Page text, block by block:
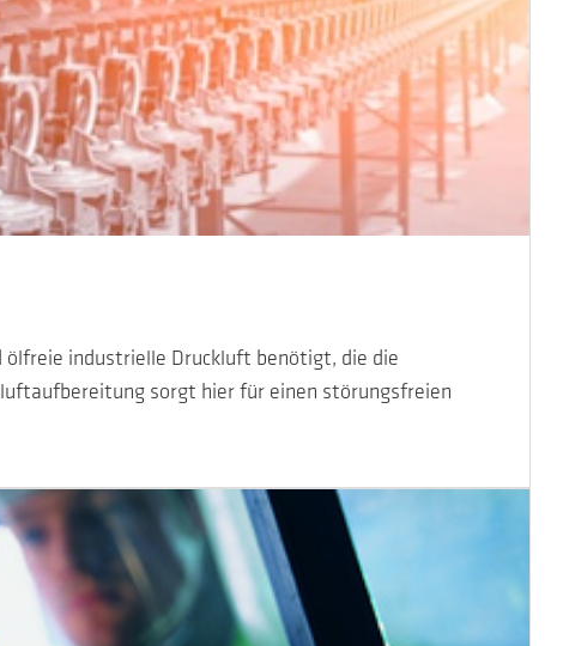
ölfreie industrielle Druckluft benötigt, die die
sorgt hier für einen störungsfreien